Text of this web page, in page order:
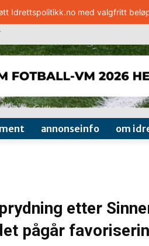
Idrettspolitikk.no med valgfritt
annonseinfo om
etter
pågår